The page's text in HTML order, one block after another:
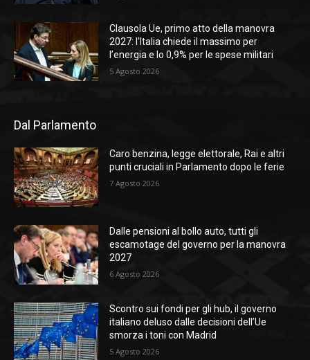
Clausola Ue, primo atto della manovra
2027: l’Italia chiede il massimo per
l’energia e lo 0,9% per le spese militari
5 Agosto 2026
Dal Parlamento
Caro benzina, legge elettorale, Rai e altri
punti cruciali in Parlamento dopo le ferie
7 Agosto 2026
Dalle pensioni al bollo auto, tutti gli
escamotage del governo per la manovra
2027
6 Agosto 2026
Scontro sui fondi per gli hub, il governo
italiano deluso dalle decisioni dell’Ue
smorza i toni con Madrid
5 Agosto 2026